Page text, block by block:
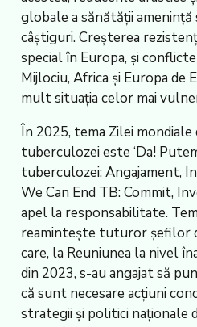
globale a sănătății amenință
câștiguri. Creșterea
special în Europa, și
Mijlociu, Africa și Europa de
mult situația celor mai
În 2025, tema Zilei
tuberculozei este ‘Da!
tuberculozei: Angajament,
We Can End TB: Commit,
apel la responsabilitate.
reamintește tuturor șefilor
care, la Reuniunea la nivel
din 2023, s-au angajat să
că sunt necesare acțiuni
strategii și politici naționale